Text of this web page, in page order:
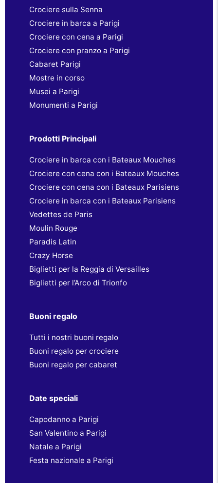
Crociere sulla Senna
Crociere in barca a Parigi
Crociere con cena a Parigi
Crociere con pranzo a Parigi
Cabaret Parigi
Mostre in corso
Musei a Parigi
Monumenti a Parigi
Prodotti Principali
Crociere in barca con i Bateaux Mouches
Crociere con cena con i Bateaux Mouches
Crociere con cena con i Bateaux Parisiens
Crociere in barca con i Bateaux Parisiens
Vedettes de Paris
Moulin Rouge
Paradis Latin
Crazy Horse
Biglietti per la Reggia di Versailles
Biglietti per l’Arco di Trionfo
Buoni regalo
Tutti i nostri buoni regalo
Buoni regalo per crociere
Buoni regalo per cabaret
Date speciali
Capodanno a Parigi
San Valentino a Parigi
Natale a Parigi
Festa nazionale a Parigi